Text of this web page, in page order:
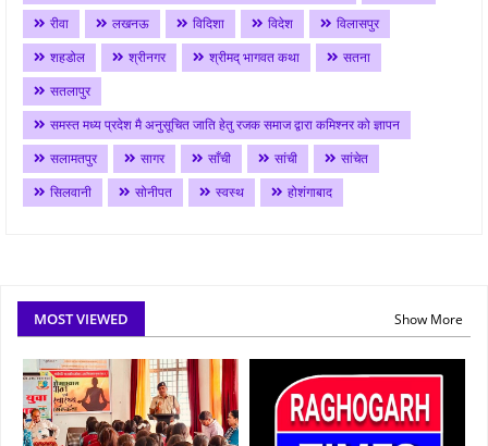
रीवा
लखनऊ विदिशा विदेश
विलासपुर
शहडोल
श्रीनगर श्रीमद् भागवत कथा
सतना
सतलापुर
समस्त मध्य प्रदेश मै अनुसूचित जाति हेतु रजक समाज द्वारा कमिश्नर को ज्ञापन
सलामतपुर
सागर साँची सांची
सांचेत
सिलवानी
सोनीपत स्वस्थ होशंगाबाद
MOST VIEWED Show More